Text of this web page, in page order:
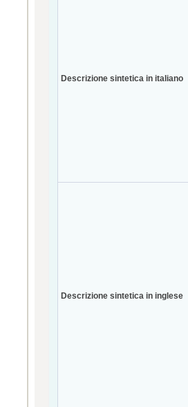
Descrizione sintetica in italiano
Descrizione sintetica in inglese